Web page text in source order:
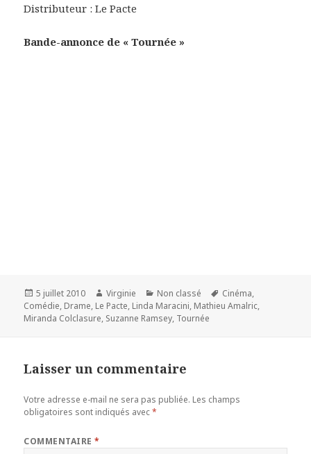
Distributeur : Le Pacte
Bande-annonce de « Tournée »
Publié
le
5 juillet 2010 Auteur
Virginie Catégories
Non classé
Mots-
clés
Cinéma,
Comédie, Drame, Le Pacte, Linda Maracini, Mathieu Amalric,
Miranda Colclasure, Suzanne Ramsey, Tournée
Laisser un commentaire
Votre adresse e-mail ne sera pas publiée. Les champs
obligatoires sont indiqués avec*
COMMENTAIRE*